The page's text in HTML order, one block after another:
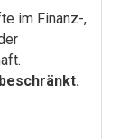
im Finanz-,